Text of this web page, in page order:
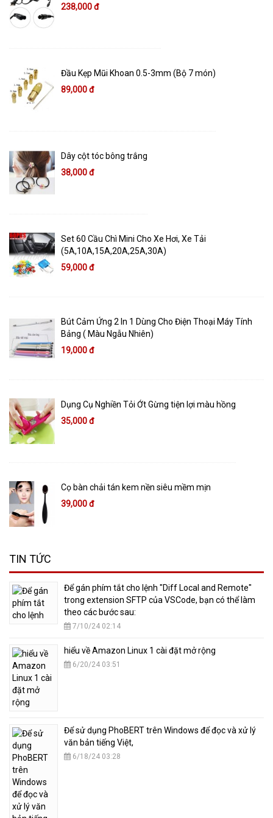
238,000 đ
Đầu Kẹp Mũi Khoan 0.5-3mm (Bộ 7 món)
89,000 đ
Dây cột tóc bông trắng
38,000 đ
Set 60 Cầu Chì Mini Cho Xe Hơi, Xe Tải
(5A,10A,15A,20A,25A,30A)
59,000 đ
Bút Cảm Ứng 2 In 1 Dùng Cho Điện Thoại Máy Tính
Bảng ( Màu Ngẫu Nhiên)
19,000 đ
Dụng Cụ Nghiền Tỏi Ớt Gừng tiện lợi màu hồng
35,000 đ
Cọ bàn chải tán kem nền siêu mềm mịn
39,000 đ
TIN TỨC
​Để gán phím tắt cho lệnh "Diff Local and Remote"
trong extension SFTP của VSCode, bạn có thể làm
theo các bước sau:
7/10/24 02:14
hiểu về Amazon Linux 1 cài đặt mở rộng
6/20/24 03:51
​Để sử dụng PhoBERT trên Windows để đọc và xử lý
văn bản tiếng Việt,
6/18/24 03:28